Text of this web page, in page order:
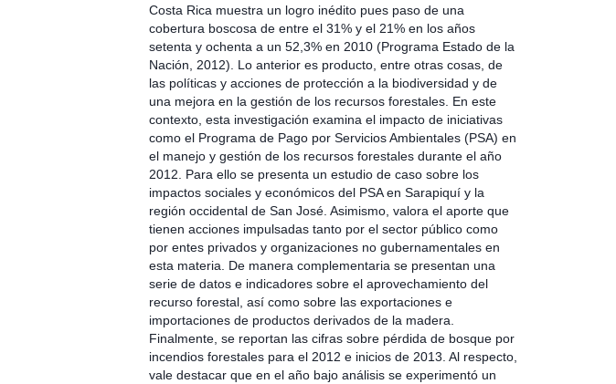
Costa Rica muestra un logro inédito pues paso de una
cobertura boscosa de entre el 31% y el 21% en los años
setenta y ochenta a un 52,3% en 2010 (Programa Estado de la
Nación, 2012). Lo anterior es producto, entre otras cosas, de
las políticas y acciones de protección a la biodiversidad y de
una mejora en la gestión de los recursos forestales. En este
contexto, esta investigación examina el impacto de iniciativas
como el Programa de Pago por Servicios Ambientales (PSA) en
el manejo y gestión de los recursos forestales durante el año
2012. Para ello se presenta un estudio de caso sobre los
impactos sociales y económicos del PSA en Sarapiquí y la
región occidental de San José. Asimismo, valora el aporte que
tienen acciones impulsadas tanto por el sector público como
por entes privados y organizaciones no gubernamentales en
esta materia. De manera complementaria se presentan una
serie de datos e indicadores sobre el aprovechamiento del
recurso forestal, así como sobre las exportaciones e
importaciones de productos derivados de la madera.
Finalmente, se reportan las cifras sobre pérdida de bosque por
incendios forestales para el 2012 e inicios de 2013. Al respecto,
vale destacar que en el año bajo análisis se experimentó un